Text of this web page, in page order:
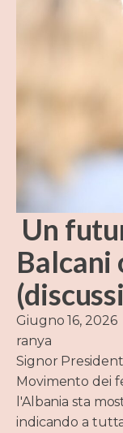
Un
Balcani
Giugno 16, 2026
ranya
Signor
Movimento dei
l'Albania sta
indicando a